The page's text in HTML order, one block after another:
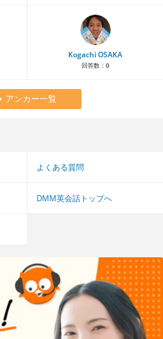
Kogachi OSAKA
回答数： 0
アンカー一覧
よくある質問
DMM英会話トップへ